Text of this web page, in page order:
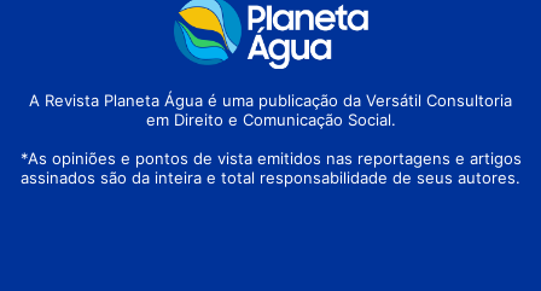
A Revista Planeta Água é uma publicação da Versátil Consultoria
em Direito e Comunicação Social.
*As opiniões e pontos de vista emitidos nas reportagens e artigos
assinados são da inteira e total responsabilidade de seus autores.